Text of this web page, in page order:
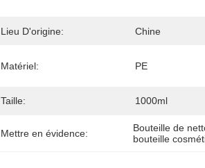
Lieu D'origine: Chine
Matériel: PE
Taille: 1000ml
Mettre en évidence: Bouteille de
bouteille